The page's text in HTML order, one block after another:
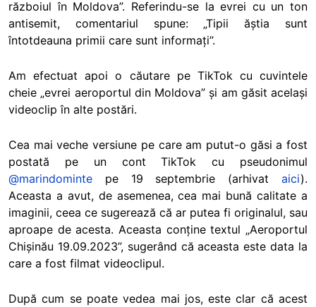
războiul în Moldova”. Referindu-se la evrei cu un ton
antisemit, comentariul spune: „Tipii ăștia sunt
întotdeauna primii care sunt informați”.
Am efectuat apoi o căutare pe TikTok cu cuvintele
cheie „evrei aeroportul din Moldova” și am găsit același
videoclip în alte postări.
Cea mai veche versiune pe care am putut-o găsi a fost
postată pe un cont TikTok cu pseudonimul
@marindominte pe 19 septembrie (arhivat aici).
Aceasta a avut, de asemenea, cea mai bună calitate a
imaginii, ceea ce sugerează că ar putea fi originalul, sau
aproape de acesta. Aceasta conține textul „Aeroportul
Chișinău 19.09.2023”, sugerând că aceasta este data la
care a fost filmat videoclipul.
După cum se poate vedea mai jos, este clar că acest